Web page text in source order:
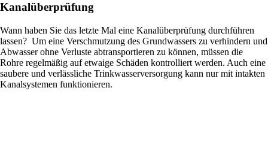
Kanalüberprüfung
Wann haben Sie das letzte Mal eine Kanalüberprüfung durchführen
lassen? Um eine Verschmutzung des Grundwassers zu verhindern und
Abwasser ohne Verluste abtransportieren zu können, müssen die
Rohre regelmäßig auf etwaige Schäden kontrolliert werden. Auch eine
saubere und verlässliche Trinkwasserversorgung kann nur mit intakten
Kanalsystemen funktionieren.